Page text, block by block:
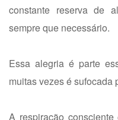
constante reserva de
sempre que necessário.
Essa alegria é parte
muitas vezes é sufocada
A respiração